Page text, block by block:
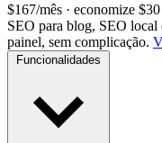
$167/mês · economize $30
SEO para blog, SEO
painel, sem complicação.